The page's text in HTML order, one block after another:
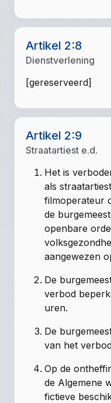
Artikel 2:8
Dienstverlening
[gereserveerd]
Artikel 2:9
Straatartiest e.d.
Het is
als
filmoperateur
de
openbare
aangewezen
De
verbod
uren.
De
van het
Op de
de Algemene
fictieve